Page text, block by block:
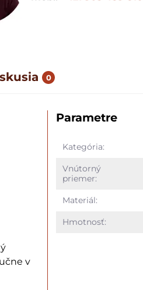
0
v
Parametre
Kategória:
Vnútorný
priemer:
Materiál:
Hmotnosť: